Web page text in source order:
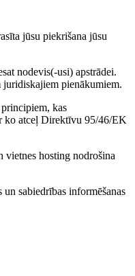
jūsu piekrišana jūsu
nodevis(-usi) apstrādei.
juridiskajiem pienākumiem.
kas
ko atceļ Direktīvu 95/46/EK
vietnes hosting nodrošina
sabiedrības informēšanas